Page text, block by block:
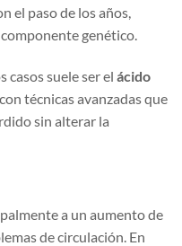
el paso de los años,
genético.
casos suele ser el ácido
técnicas avanzadas que
sin alterar la
a un aumento de
de circulación. En